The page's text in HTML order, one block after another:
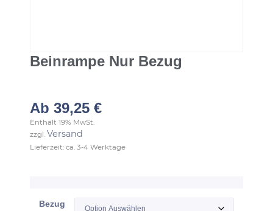
Beinrampe Nur Bezug
Ab 39,25 €
Enthält 19% MwSt.
zzgl. Versand
Lieferzeit: ca. 3-4 Werktage
Bezug